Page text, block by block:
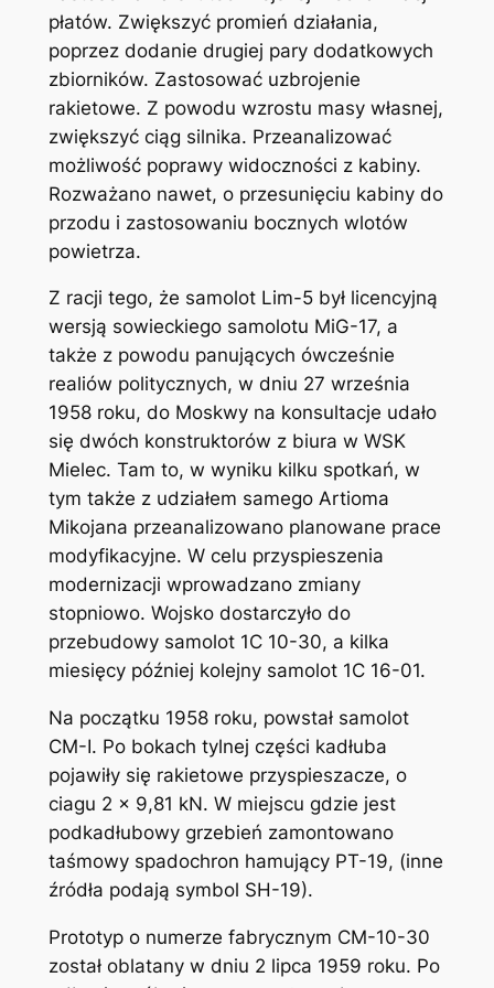
płatów. Zwiększyć promień działania,
poprzez dodanie drugiej pary dodatkowych
zbiorników. Zastosować uzbrojenie
rakietowe. Z powodu wzrostu masy własnej,
zwiększyć ciąg silnika. Przeanalizować
możliwość poprawy widoczności z kabiny.
Rozważano nawet, o przesunięciu kabiny do
przodu i zastosowaniu bocznych wlotów
powietrza.
Z racji tego, że samolot Lim-5 był licencyjną
wersją sowieckiego samolotu MiG-17, a
także z powodu panujących ówcześnie
realiów politycznych, w dniu 27 września
1958 roku, do Moskwy na konsultacje udało
się dwóch konstruktorów z biura w WSK
Mielec. Tam to, w wyniku kilku spotkań, w
tym także z udziałem samego Artioma
Mikojana przeanalizowano planowane prace
modyfikacyjne. W celu przyspieszenia
modernizacji wprowadzano zmiany
stopniowo. Wojsko dostarczyło do
przebudowy samolot 1C 10-30, a kilka
miesięcy później kolejny samolot 1C 16-01.
Na początku 1958 roku, powstał samolot
CM-I. Po bokach tylnej części kadłuba
pojawiły się rakietowe przyspieszacze, o
ciagu 2 x 9,81 kN. W miejscu gdzie jest
podkadłubowy grzebień zamontowano
taśmowy spadochron hamujący PT-19, (inne
źródła podają symbol SH-19).
Prototyp o numerze fabrycznym CM-10-30
został oblatany w dniu 2 lipca 1959 roku. Po